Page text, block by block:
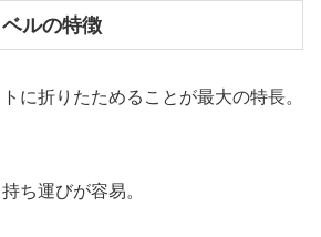
ルの特徴
に折りたためることが最大の特長。
ち運びが容易。